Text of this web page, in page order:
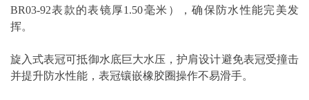
BR03-92表款的表镜厚1.50毫米），确保防水性能完美发
挥。
旋入式表冠可抵御水底巨大水压，护肩设计避免表冠受撞击
并提升防水性能，表冠镶嵌橡胶圈操作不易滑手。